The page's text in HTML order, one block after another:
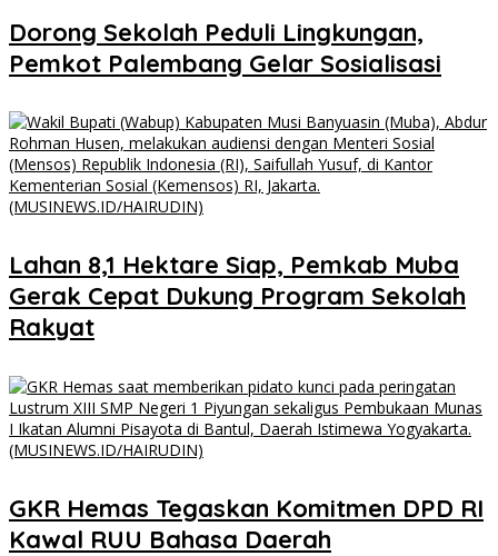
Dorong Sekolah Peduli Lingkungan,
Pemkot Palembang Gelar Sosialisasi
Lahan 8,1 Hektare Siap, Pemkab Muba
Gerak Cepat Dukung Program Sekolah
Rakyat
GKR Hemas Tegaskan Komitmen DPD RI
Kawal RUU Bahasa Daerah